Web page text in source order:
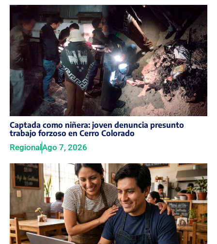
Captada como niñera: joven denuncia presunto
trabajo forzoso en Cerro Colorado
Regional Ago 7, 2026